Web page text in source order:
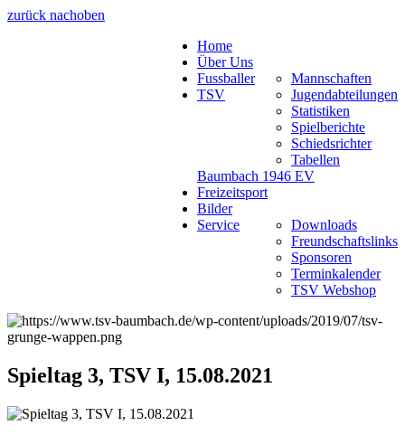
zurück nachoben
Home
Über Uns
Fussballer
Mannschaften
Jugendabteilungen
Statistiken
Spielberichte
Schiedsrichter
Tabellen
TSV
Baumbach 1946 EV
Freizeitsport
Bilder
Service
Downloads
Freundschaftslinks
Sponsoren
Terminkalender
TSV Webshop
Spieltag 3, TSV I, 15.08.2021